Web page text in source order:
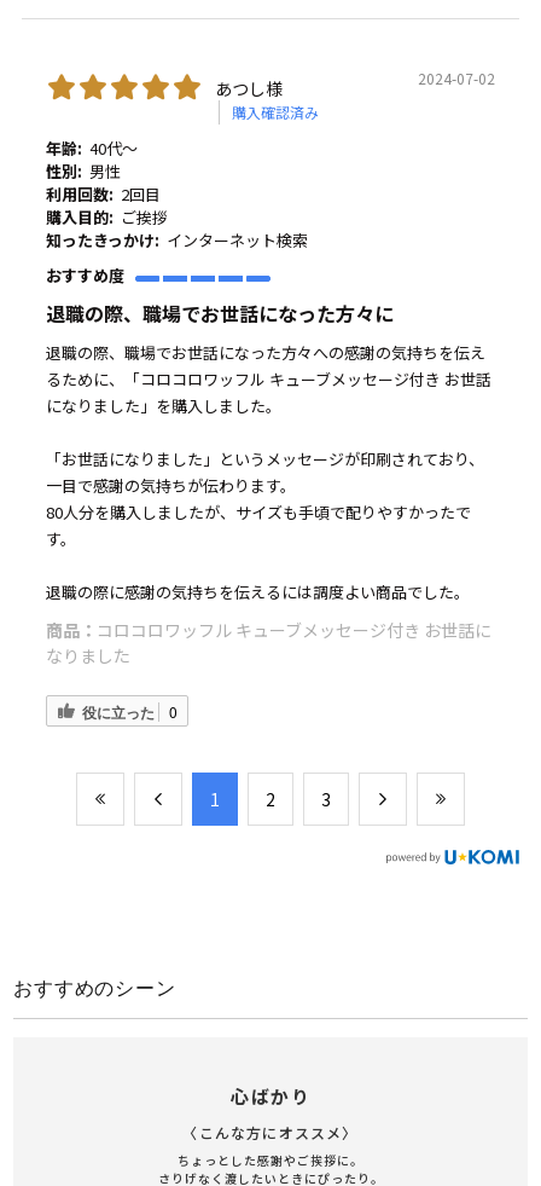
あつし様
購入確認済み
2024-07-02
年齢: 40代～
性別: 男性
利用回数: 2回目
購入目的: ご挨拶
知ったきっかけ: インターネット検索
おすすめ度
退職の際、職場でお世話になった方々に
退職の際、職場でお世話になった方々への感謝の気持ちを伝え
るために、「コロコロワッフル キューブメッセージ付き お世話
になりました」を購入しました。
「お世話になりました」というメッセージが印刷されており、
一目で感謝の気持ちが伝わります。
80人分を購入しましたが、サイズも手頃で配りやすかったで
す。
退職の際に感謝の気持ちを伝えるには調度よい商品でした。
商品： コロコロワッフル キューブメッセージ付き お世話に
なりました
役に立った 0
​1 ​2 ​3
おすすめのシーン
心ばかり
〈こんな方にオススメ〉
ちょっとした感謝やご挨拶に。
さりげなく渡したいときにぴったり。